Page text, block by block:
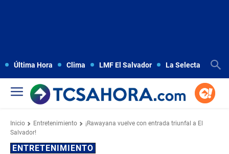
Última Hora Clima LMF El Salvador La Selecta
Inicio Entretenimiento
¡Rawayana vuelve con entrada triunfal a El
Salvador!
ENTRETENIMIENTO